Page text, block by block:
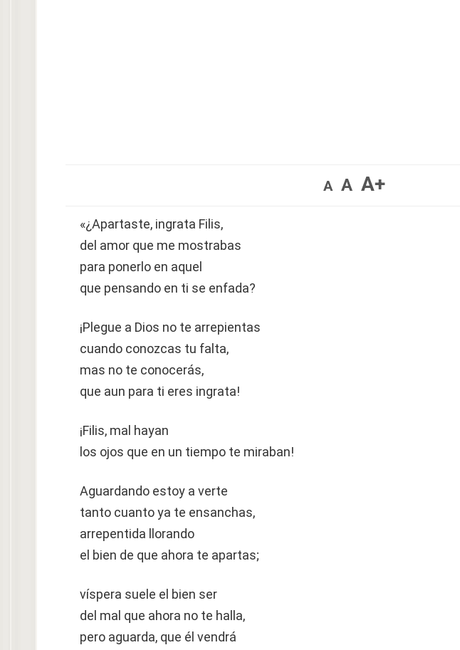
A A A+
«¿Apartaste, ingrata Filis,
del amor que me mostrabas
para ponerlo en aquel
que pensando en ti se enfada?
¡Plegue a Dios no te arrepientas
cuando conozcas tu falta,
mas no te conocerás,
que aun para ti eres ingrata!
¡Filis, mal hayan
los ojos que en un tiempo te miraban!
Aguardando estoy a verte
tanto cuanto ya te ensanchas,
arrepentida llorando
el bien de que ahora te apartas;
víspera suele el bien ser
del mal que ahora no te halla,
pero aguarda, que él vendrá